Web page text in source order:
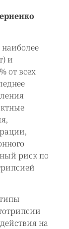
и
от всех
риск по
на